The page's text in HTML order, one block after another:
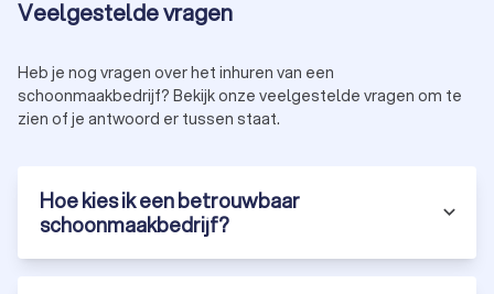
op ons platform zijn professioneel, KvK-geregistreerd en
op basis van ervaring, certificering en klantreviews.
Schoonmakers in Zierikzee scoren gemiddeld een 8.8,
waardoor je verzekerd bent van kwalitatieve schoonmaak
prijsindicaties van meerdere erkende schoonmaakbedrijven in
Zierikzee.
Veelgestelde vragen
Heb je nog vragen over het inhuren van een
schoonmaakbedrijf? Bekijk onze veelgestelde vragen om te
zien of je antwoord er tussen staat.
Hoe kies ik een betrouwbaar
schoonmaakbedrijf?